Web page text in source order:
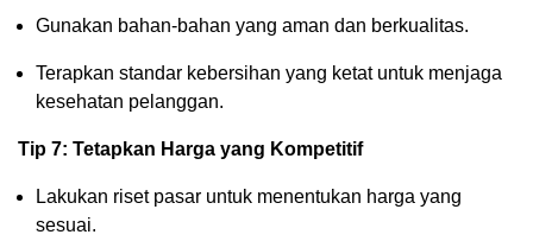
Gunakan bahan-bahan yang aman dan berkualitas.
Terapkan standar kebersihan yang ketat untuk menjaga
kesehatan pelanggan.
Tip 7: Tetapkan Harga yang Kompetitif
Lakukan riset pasar untuk menentukan harga yang
sesuai.